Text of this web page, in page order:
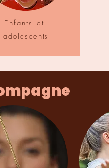
Enfants et
adolescents